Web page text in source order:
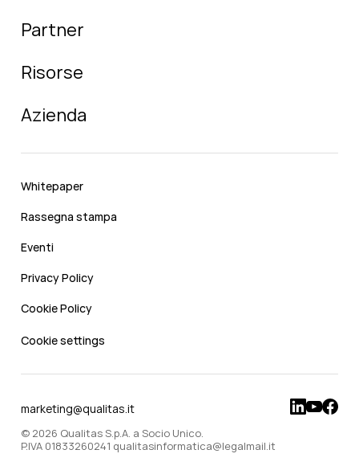
Partner
Risorse
Azienda
Whitepaper
Rassegna stampa
Eventi
Privacy Policy
Cookie Policy
Cookie settings
marketing@qualitas.it
© 2026 Qualitas S.p.A. a Socio Unico.
P.IVA 01833260241 qualitasinformatica@legalmail.it